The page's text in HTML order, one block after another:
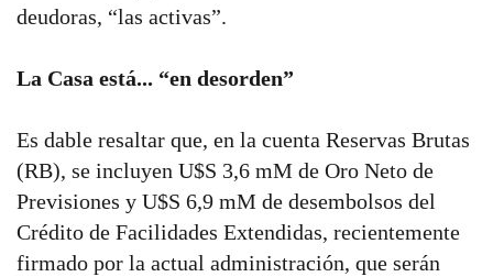
deudoras, “las activas”.
La Casa está... “en desorden”
Es dable resaltar que, en la cuenta Reservas Brutas
(RB), se incluyen U$S 3,6 mM de Oro Neto de
Previsiones y U$S 6,9 mM de desembolsos del
Crédito de Facilidades Extendidas, recientemente
firmado por la actual administración, que serán